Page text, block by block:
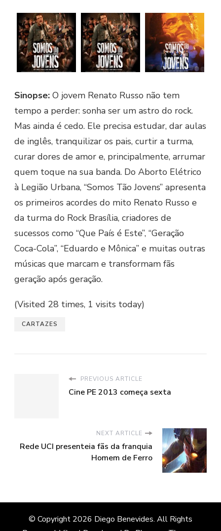
Sinopse: O jovem Renato Russo não tem
tempo a perder: sonha ser um astro do rock.
Mas ainda é cedo. Ele precisa estudar, dar aulas
de inglês, tranquilizar os pais, curtir a turma,
curar dores de amor e, principalmente, arrumar
quem toque na sua banda. Do Aborto Elétrico
à Legião Urbana, “Somos Tão Jovens” apresenta
os primeiros acordes do mito Renato Russo e
da turma do Rock Brasília, criadores de
sucessos como “Que País é Este”, “Geração
Coca-Cola”, “Eduardo e Mônica” e muitas outras
músicas que marcam e transformam fãs
geração após geração.
(Visited 28 times, 1 visits today)
CARTAZES
PREVIOUS ARTICLE
Cine PE 2013 começa sexta
NEXT ARTICLE
Rede UCI presenteia fãs da franquia
Homem de Ferro
© Copyright 2026 Diego Benevides. All Rights